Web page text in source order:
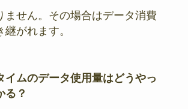
ません。その場合はデータ消費
継がれます。
イムのデータ使用量はどうやっ
る？